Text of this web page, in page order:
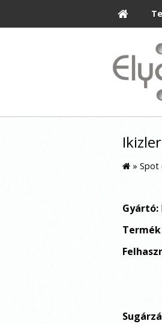
» Spot
Gyártó: